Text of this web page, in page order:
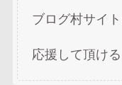
ブログ村サイ
応援して頂け